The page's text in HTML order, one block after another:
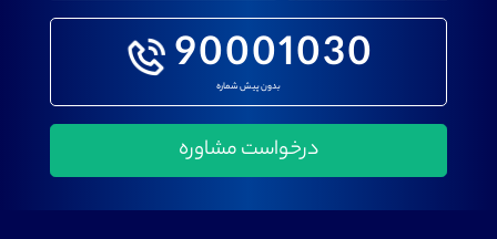
90001030
بدون پیش شماره